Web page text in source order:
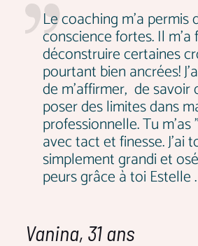
Le coaching m'a permis
conscience fortes. Il m'a
déconstruire certaines
pourtant bien ancrées!
de m’affirmer, de savoir
poser des limites dans
professionnelle. Tu m'as
avec tact et finesse. J'ai
simplement grandi et
peurs grâce à toi Estelle
Vanina, 31 ans